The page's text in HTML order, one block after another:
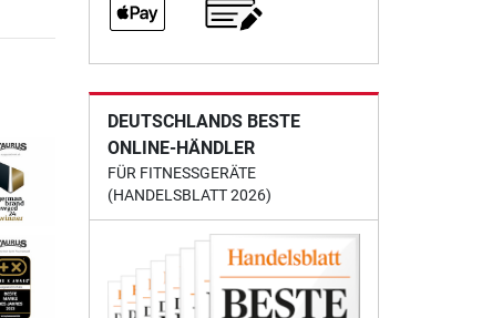
DEUTSCHLANDS BESTE
ONLINE-HÄNDLER
FÜR FITNESSGERÄTE
(HANDELSBLATT 2026)